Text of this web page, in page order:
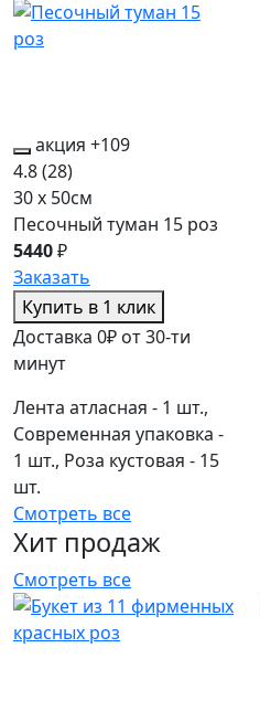
акция +109
4.8(28)
30 x 50см
Песочный туман 15 роз
5440₽
Заказать
Купить в 1 клик
Доставка 0₽ от 30-ти
минут
Лента атласная - 1 шт.,
Современная упаковка -
1 шт., Роза кустовая - 15
шт.
Смотреть все
Хит продаж
Смотреть все